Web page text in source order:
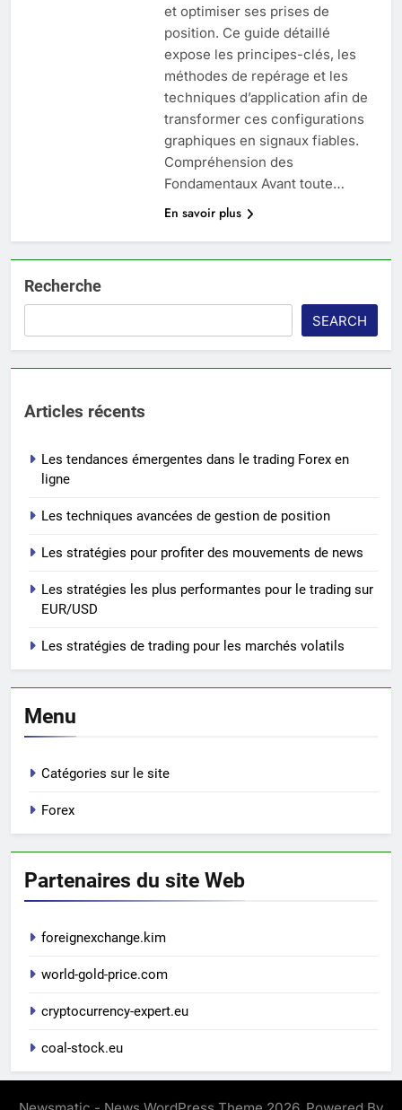
et optimiser ses prises de
position. Ce guide détaillé
expose les principes-clés, les
méthodes de repérage et les
techniques d’application afin de
transformer ces configurations
graphiques en signaux fiables.
Compréhension des
Fondamentaux Avant toute…
En savoir plus
Recherche
SEARCH
Articles récents
Les tendances émergentes dans le trading Forex en
ligne
Les techniques avancées de gestion de position
Les stratégies pour profiter des mouvements de news
Les stratégies les plus performantes pour le trading sur
EUR/USD
Les stratégies de trading pour les marchés volatils
Menu
Catégories sur le site
Forex
Partenaires du site Web
foreignexchange.kim
world-gold-price.com
cryptocurrency-expert.eu
coal-stock.eu